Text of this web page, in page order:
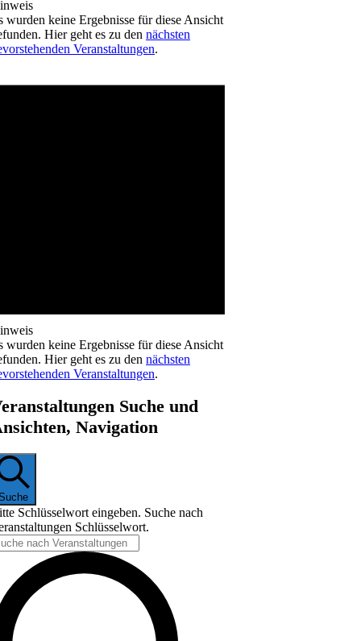
wurden keine Ergebnisse für diese Ansicht
Hier geht es zu den nächsten
Veranstaltungen.
wurden keine Ergebnisse für diese Ansicht
Hier geht es zu den nächsten
Veranstaltungen.
Suche und
Navigation
Schlüsselwort eingeben. Suche nach
Schlüsselwort.